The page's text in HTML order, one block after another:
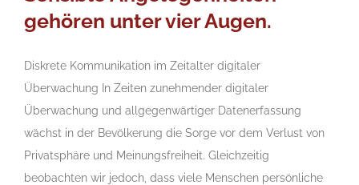
gehören unter vier Augen.
Diskrete Kommunikation im Zeitalter digitaler
Überwachung In Zeiten zunehmender digitaler
Überwachung und allgegenwärtiger Datenerfassung
wächst in der Bevölkerung die Sorge vor dem Verlust von
Privatsphäre und Meinungsfreiheit. Gleichzeitig
beobachten wir jedoch, dass viele Menschen persönliche